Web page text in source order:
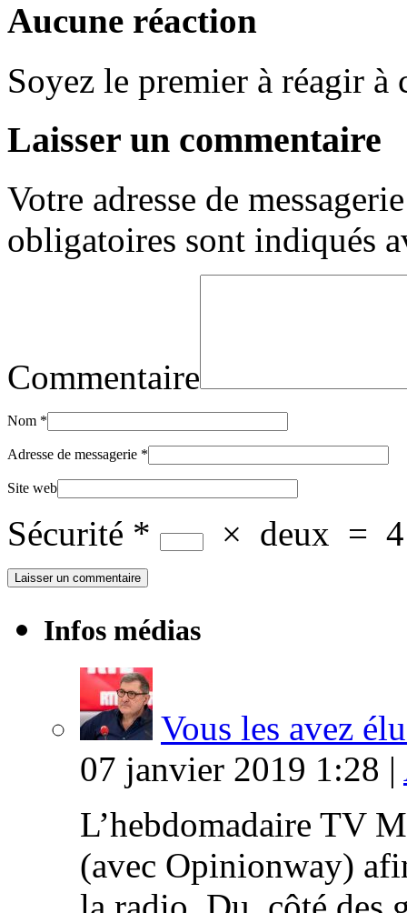
Aucune réaction
Soyez le premier à réagir à
Laisser un commentaire
Votre adresse de
obligatoires sont indiqués
Commentaire
Nom *
Adresse de messagerie *
Site web
Sécurité * × deux = 4
Infos médias
Vous les avez
07 janvier 2019 1:28 |
L’hebdomadaire TV
(avec Opinionway)